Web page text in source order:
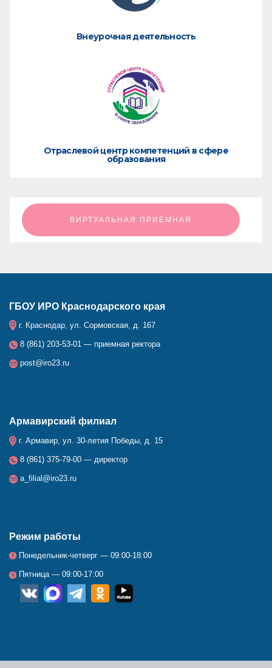
Внеурочная деятельность
Отраслевой центр компетенций в сфере
образования
ㅤㅤㅤㅤㅤㅤㅤㅤㅤВИРТУАЛЬНАЯ ПРИЕМНАЯㅤㅤㅤㅤㅤㅤㅤㅤㅤ
ГБОУ ИРО Краснодарского края
г. Краснодар, ул. Сормовская, д. 167
8 (861) 203-53-01 — приемная ректора
post@iro23.ru
Армавирский филиал
г. Армавир, ул. 30-летия Победы, д. 15
8 (861) 375-79-00 — директор
a_filial@iro23.ru
Режим работы
Понедельник-четверг — 09:00-18:00
Пятница — 09:00-17:00